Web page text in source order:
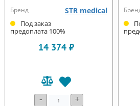
Бренд STR medical
Под заказ
предоплата 100%
14 374 ₽
- +